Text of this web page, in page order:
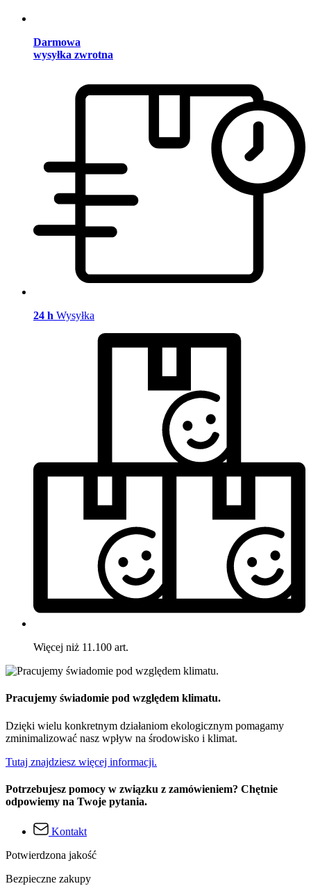
Darmowa
wysyłka zwrotna
24 h Wysyłka
Więcej niż 11.100 art.
Pracujemy świadomie pod względem klimatu.
Dzięki wielu konkretnym działaniom ekologicznym pomagamy
zminimalizować nasz wpływ na środowisko i klimat.
Tutaj znajdziesz więcej informacji.
Potrzebujesz pomocy w związku z zamówieniem? Chętnie
odpowiemy na Twoje pytania.
Kontakt
Potwierdzona jakość
Bezpieczne zakupy